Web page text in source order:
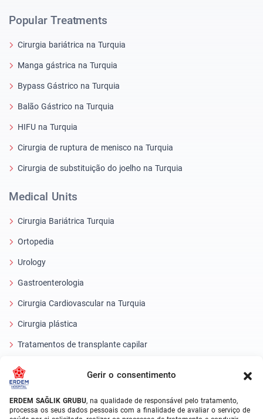
Gerir o consentimento
ERDEM SAĞLIK GRUBU, na qualidade de responsável pelo tratamento,
processa os seus dados pessoais com a finalidade de avaliar o serviço de
Popular Treatments
Cirurgia bariátrica na Turquia
Manga gástrica na Turquia
Bypass Gástrico na Turquia
Balão Gástrico na Turquia
HIFU na Turquia
Cirurgia de ruptura de menisco na Turquia
Cirurgia de substituição do joelho na Turquia
Medical Units
Cirurgia Bariátrica Turquia
Ortopedia
Urology
Gastroenterologia
Cirurgia Cardiovascular na Turquia
Cirurgia plástica
Tratamentos de transplante capilar
Tratamentos dentários Turquia
Olho laser
About Erdem